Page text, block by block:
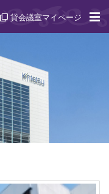
貸会議室マイページ